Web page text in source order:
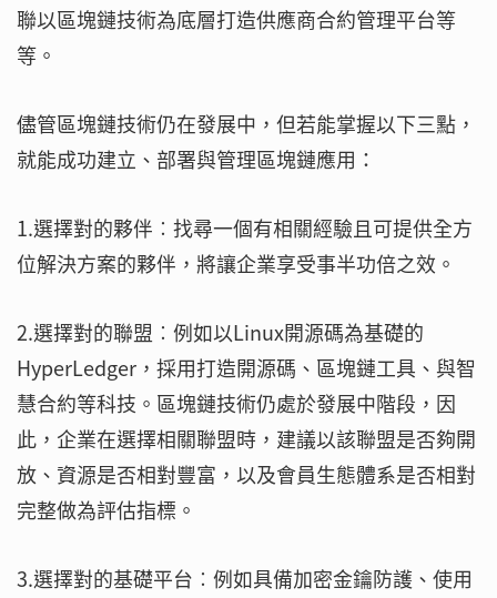
聯以區塊鏈技術為底層打造供應商合約管理平台等
等。
儘管區塊鏈技術仍在發展中，但若能掌握以下三點，
就能成功建立、部署與管理區塊鏈應用：
1.選擇對的夥伴︰找尋一個有相關經驗且可提供全方
位解決方案的夥伴，將讓企業享受事半功倍之效。
2.選擇對的聯盟︰例如以Linux開源碼為基礎的
HyperLedger，採用打造開源碼、區塊鏈工具、與智
慧合約等科技。區塊鏈技術仍處於發展中階段，因
此，企業在選擇相關聯盟時，建議以該聯盟是否夠開
放、資源是否相對豐富，以及會員生態體系是否相對
完整做為評估指標。
3.選擇對的基礎平台︰例如具備加密金鑰防護、使用